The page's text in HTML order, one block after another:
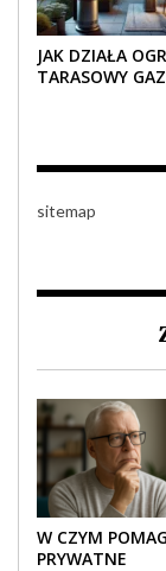
JAK DZIAŁA
TARASOWY
sitemap
W CZYM
PRYWATNE